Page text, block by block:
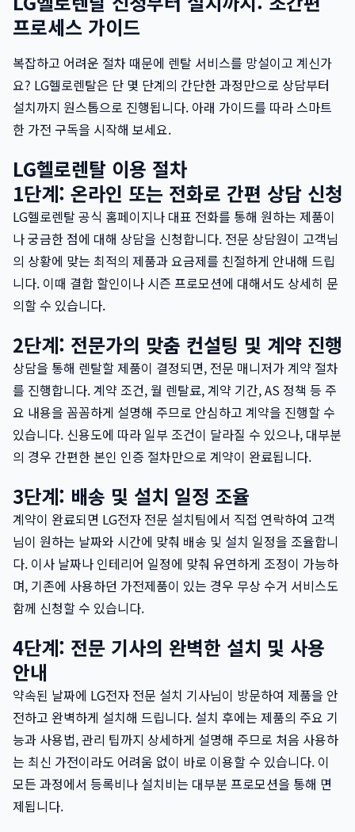
프로세스 가이드
복잡하고 어려운 절차 때문에 렌탈 서비스를 망설이고 계신가
요? LG헬로렌탈은 단 몇 단계의 간단한 과정만으로 상담부터
설치까지 원스톱으로 진행됩니다. 아래 가이드를 따라 스마트
한 가전 구독을 시작해 보세요.
LG헬로렌탈 이용 절차
1단계: 온라인 또는 전화로 간편 상담 신청
LG헬로렌탈 공식 홈페이지나 대표 전화를 통해 원하는 제품이
나 궁금한 점에 대해 상담을 신청합니다. 전문 상담원이 고객님
의 상황에 맞는 최적의 제품과 요금제를 친절하게 안내해 드립
니다. 이때 결합 할인이나 시즌 프로모션에 대해서도 상세히 문
의할 수 있습니다.
2단계: 전문가의 맞춤 컨설팅 및 계약 진행
상담을 통해 렌탈할 제품이 결정되면, 전문 매니저가 계약 절차
를 진행합니다. 계약 조건, 월 렌탈료, 계약 기간, AS 정책 등 주
요 내용을 꼼꼼하게 설명해 주므로 안심하고 계약을 진행할 수
있습니다. 신용도에 따라 일부 조건이 달라질 수 있으나, 대부분
의 경우 간편한 본인 인증 절차만으로 계약이 완료됩니다.
3단계: 배송 및 설치 일정 조율
계약이 완료되면 LG전자 전문 설치팀에서 직접 연락하여 고객
님이 원하는 날짜와 시간에 맞춰 배송 및 설치 일정을 조율합니
다. 이사 날짜나 인테리어 일정에 맞춰 유연하게 조정이 가능하
며, 기존에 사용하던 가전제품이 있는 경우 무상 수거 서비스도
함께 신청할 수 있습니다.
4단계: 전문 기사의 완벽한 설치 및 사용
안내
약속된 날짜에 LG전자 전문 설치 기사님이 방문하여 제품을 안
전하고 완벽하게 설치해 드립니다. 설치 후에는 제품의 주요 기
능과 사용법, 관리 팁까지 상세하게 설명해 주므로 처음 사용하
는 최신 가전이라도 어려움 없이 바로 이용할 수 있습니다. 이
모든 과정에서 등록비나 설치비는 대부분 프로모션을 통해 면
제됩니다.